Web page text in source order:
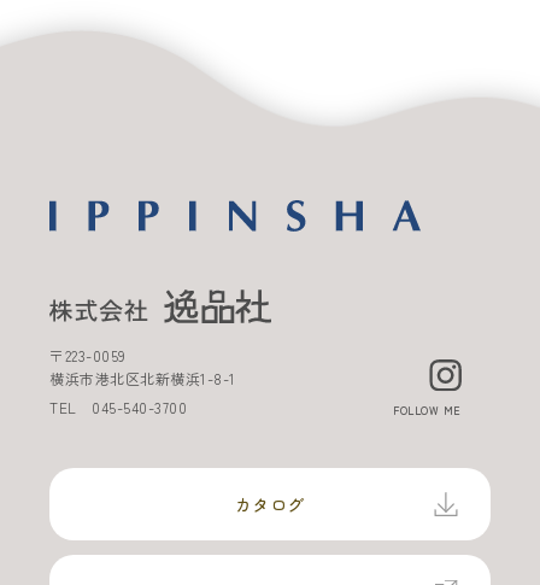
〒223-0059
横浜市港北区北新横浜1-8-1
TEL 045-540-3700 FOLLOW ME
カタログ